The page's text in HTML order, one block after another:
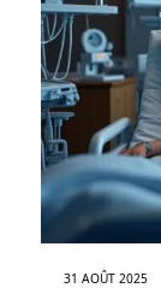
31 AOÛT 2025